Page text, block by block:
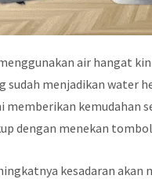
air hangat
sudah menjadikan water
kemudahan
dengan menekan
kesadaran